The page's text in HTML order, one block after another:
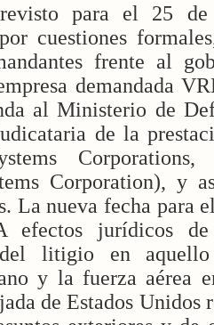
para el 25 de
cuestiones
frente al
demandada
al Ministerio de
de la
Corporations,
Corporation), y
La nueva fecha para
efectos jurídicos
litigio en
y la fuerza aérea
de Estados